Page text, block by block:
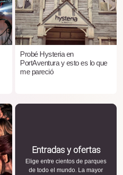
Probé Hysteria en
PortAventura y esto es lo que
me pareció
Entradas y ofertas
Elige entre cientos de parques
de todo el mundo. La mayor